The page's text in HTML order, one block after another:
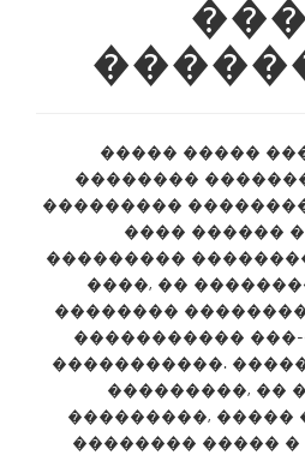
����� �����
��������
���������
���� ������
���������
����, ��
��������
�����������
�����������.
���������, ��
���������, �����
�������� �����